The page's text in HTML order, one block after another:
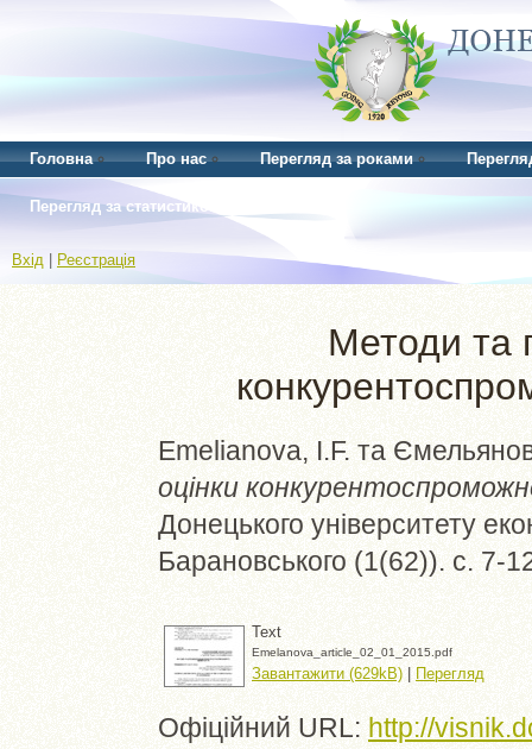
Головна Про нас Перегляд за роками
Перегляд за статистикою
Вхід Реєстрація
Методи та
Emelianova, I.F. та
оцінки
Донецького університету
Барановського (1(62)). с. 7-
Text
Emelanova_article_02_01_2015.pdf
Завантажити (629kB) | Перегляд
Офіційний URL: http://